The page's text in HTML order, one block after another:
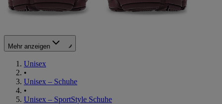
Mehr anzeigen
Unisex
•
Unisex – Schuhe
•
Unisex – SportStyle Schuhe